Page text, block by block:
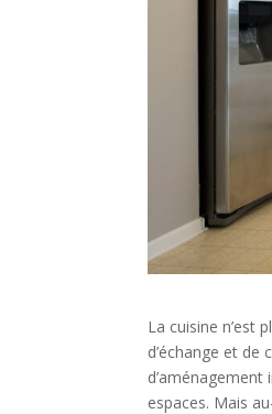
La cuisine n’est
d’échange et de
espaces. Mais